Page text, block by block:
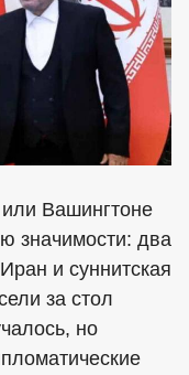
Вашингтоне
значимости: два
и суннитская
за стол
но